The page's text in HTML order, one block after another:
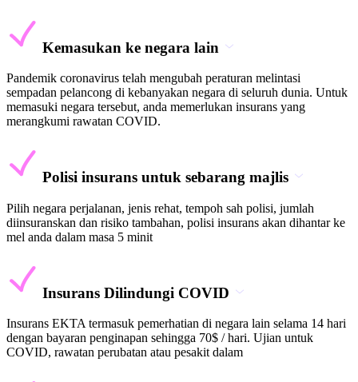
Kemasukan ke negara lain
Pandemik coronavirus telah mengubah peraturan melintasi
sempadan pelancong di kebanyakan negara di seluruh dunia. Untuk
memasuki negara tersebut, anda memerlukan insurans yang
merangkumi rawatan COVID.
Polisi insurans untuk sebarang majlis
Pilih negara perjalanan, jenis rehat, tempoh sah polisi, jumlah
diinsuranskan dan risiko tambahan, polisi insurans akan dihantar ke
mel anda dalam masa 5 minit
Insurans Dilindungi COVID
Insurans EKTA termasuk pemerhatian di negara lain selama 14 hari
dengan bayaran penginapan sehingga 70$ / hari. Ujian untuk
COVID, rawatan perubatan atau pesakit dalam